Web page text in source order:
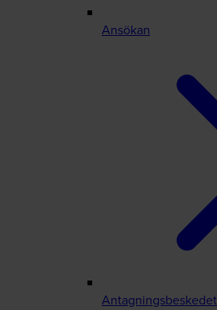
Ansökan
Antagningsbeskedet